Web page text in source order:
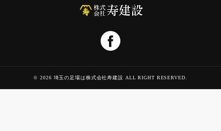
© 2026 埼玉の足場は株式会社寿建設 ALL RIGHT RESERVED.